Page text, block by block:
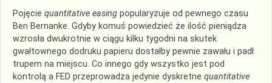
Pojęcie quantitative easing popularyzuje od pewnego czasu
Ben Bernanke. Gdyby komuś powiedzieć że ilość pieniądza
wzrosła dwukrotnie w ciągu kilku tygodni na skutek
gwałtownego dodruku papieru dostałby pewnie zawału i padł
trupem na miejscu. Co innego gdy wszystko jest pod
kontrolą a FED przeprowadza jedynie dyskretne quantitative